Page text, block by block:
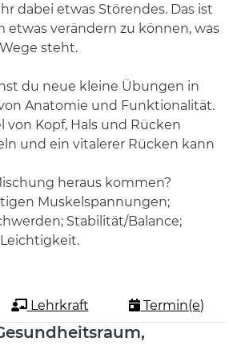
dabei etwas Störendes. Das ist
etwas verändern zu können, was
steht.
du neue kleine Übungen in
Anatomie und Funktionalität.
von Kopf, Hals und Rücken
und ein vitalerer Rücken kann
heraus kommen?
Muskelspannungen;
Stabilität/Balance;
Lehrkraft Termin(e)